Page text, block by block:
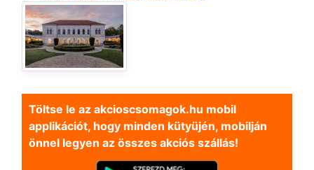
Töltse le az akcioscsomagok.hu mobil
applikációt, hogy minden kütyüjén, mobilján
önnel legyen az összes akciós szállás!